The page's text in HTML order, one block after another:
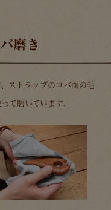
磨き
ストラップのコバ面の毛
て磨いています。